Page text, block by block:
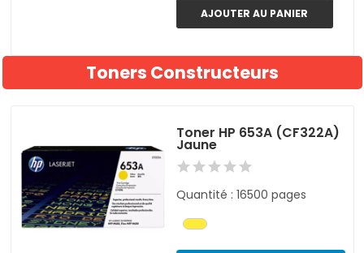
AJOUTER AU PANIER
Toners Constructeurs
Toner HP 653A (CF322A)
Jaune
Quantité : 16500 pages